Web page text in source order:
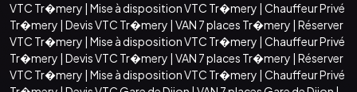
VTC Tr�mery | Mise à disposition VTC Tr�mery | Chauffeur Privé
Tr�mery | Devis VTC Tr�mery | VAN 7 places Tr�mery | Réserver
VTC Tr�mery | Mise à disposition VTC Tr�mery | Chauffeur Privé
Tr�mery | Devis VTC Tr�mery | VAN 7 places Tr�mery | Réserver
VTC Tr�mery | Mise à disposition VTC Tr�mery | Chauffeur Privé